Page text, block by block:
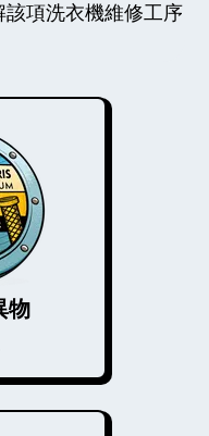
項洗衣機維修工序
物